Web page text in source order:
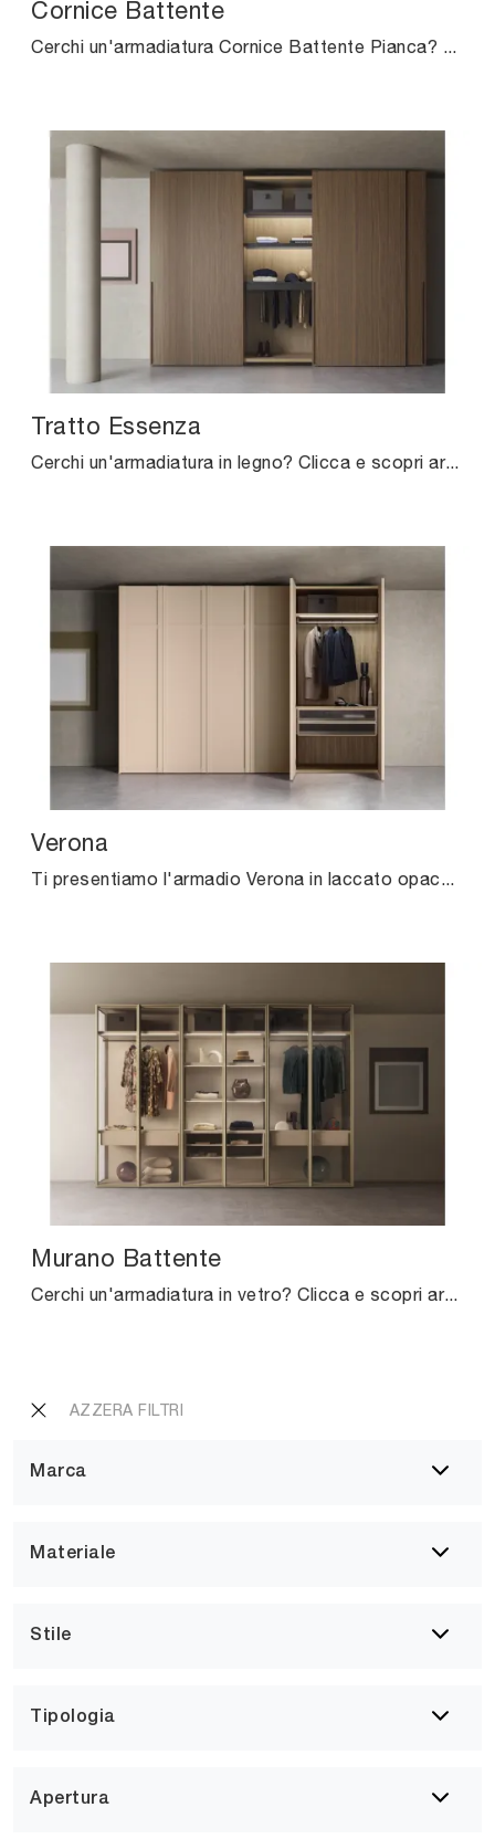
AZZERA FILTRI
Marca
Materiale
Stile
Tipologia
Apertura
Cornice Battente
Cerchi un'armadiatura Cornice Battente Pianca? Clicca subito! Gli armadi a muro con ante battenti ti aspettano.
Tratto Essenza
Cerchi un'armadiatura in legno? Clicca e scopri armadi a muro con ante scorrevoli di Pianca.
Verona
Ti presentiamo l'armadio Verona in laccato opaco di Pianca! Una ricca gamma di armadi a muro con ante battenti.
Murano Battente
Cerchi un'armadiatura in vetro? Clicca e scopri armadi a muro con ante battenti di Pianca.